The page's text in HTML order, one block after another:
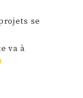
se
va à